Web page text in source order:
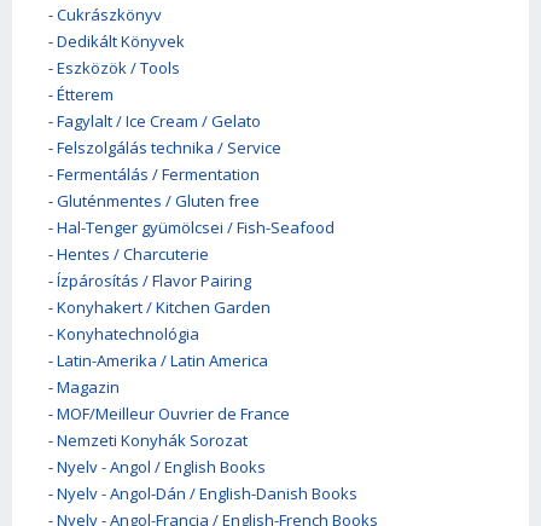
-Cukrászkönyv
-Dedikált Könyvek
-Eszközök / Tools
-Étterem
-Fagylalt / Ice Cream / Gelato
-Felszolgálás technika / Service
-Fermentálás / Fermentation
-Gluténmentes / Gluten free
-Hal-Tenger gyümölcsei / Fish-Seafood
-Hentes / Charcuterie
-Ízpárosítás / Flavor Pairing
-Konyhakert / Kitchen Garden
-Konyhatechnológia
-Latin-Amerika / Latin America
-Magazin
-MOF/Meilleur Ouvrier de France
-Nemzeti Konyhák Sorozat
-Nyelv - Angol / English Books
-Nyelv - Angol-Dán / English-Danish Books
-Nyelv - Angol-Francia / English-French Books